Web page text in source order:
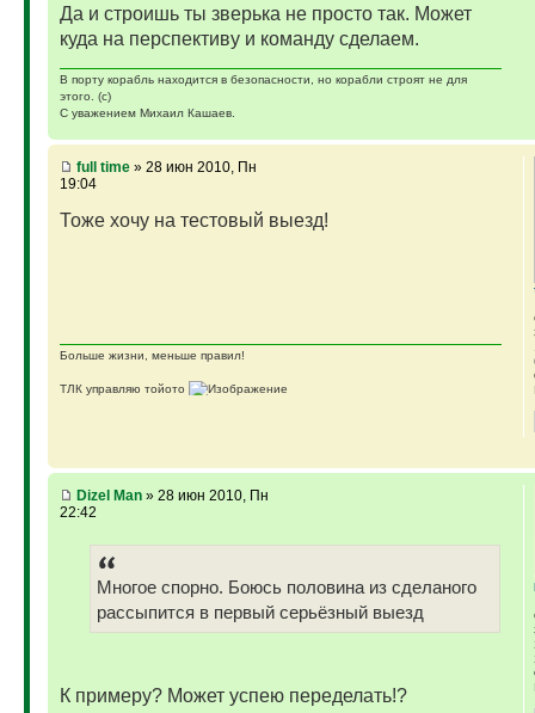
Да и строишь ты зверька не просто так. Может
куда на перспективу и команду сделаем.
В порту корабль находится в безопасности, но корабли строят не для
этого. (с)
С уважением Михаил Кашаев.
full time» 28 июн 2010, Пн
19:04
Тоже хочу на тестовый выезд!
Больше жизни, меньше правил!
ТЛК управляю тойото
Dizel Man» 28 июн 2010, Пн
22:42
Многое спорно. Боюсь половина из сделаного
рассыпится в первый серьёзный выезд
К примеру? Может успею переделать!?